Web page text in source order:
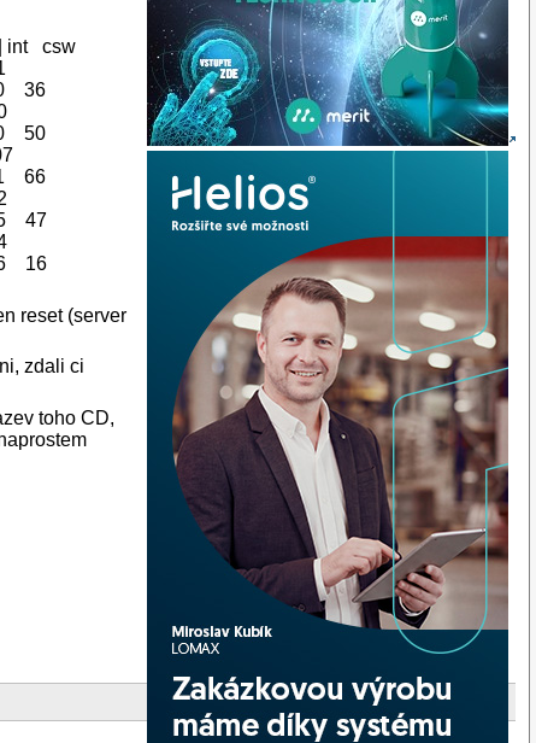
int csw
36
50
66
47
16
reset (server
zdali ci
toho CD,